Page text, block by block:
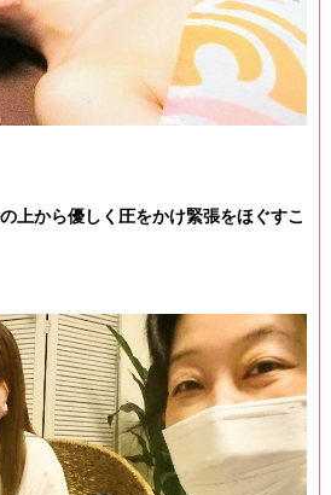
上から優しく圧をかけ緊張をほぐすこ